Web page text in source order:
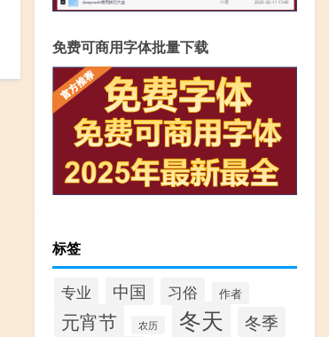
免费可商用字体批量下载
标签
专业 中国 习俗 作者
元宵节 农历 冬天 冬季